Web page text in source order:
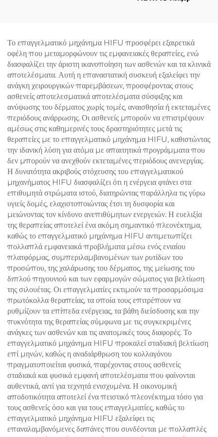
W, 3000 W, και μήκη
κύματος 755 nm, 808
nm, 940 nm, 1064 nm,
σύμφωνα με τις
προδιαγραφές MDR, FDA,
MDSAP
Το επαγγελματικό μηχάνημα HIFU προσφέρει εξαιρετικά
οφέλη που μεταμορφώνουν τις εμφανειακές θεραπείες, ενώ
διασφαλίζει την άριστη ικανοποίηση των ασθενών και τα κλινικά
αποτελέσματα. Αυτή η επαναστατική συσκευή εξαλείφει την
ανάγκη χειρουργικών παρεμβάσεων, προσφέροντας στους
ασθενείς αποτελεσματικά αποτελέσματα σύσφιξης και
ανύψωσης του δέρματος χωρίς τομές, αναισθησία ή εκτεταμένες
περιόδους ανάρρωσης. Οι ασθενείς μπορούν να επιστρέψουν
αμέσως στις καθημερινές τους δραστηριότητες μετά τις
θεραπείες με το επαγγελματικό μηχάνημα HIFU, καθιστώντας
την ιδανική λύση για ατόμα με απαιτητικά προγράμματα που
δεν μπορούν να ανεχθούν εκτεταμένες περιόδους ανενεργίας.
Η δυνατότητα ακριβούς στόχευσης του επαγγελματικού
μηχανήματος HIFU διασφαλίζει ότι η ενέργεια φτάνει στα
επιθυμητά στρώματα ιστού, διατηρώντας παράλληλα τις γύρω
υγιείς δομές, ελαχιστοποιώντας έτσι τη δυσφορία και
μειώνοντας τον κίνδυνο ανεπιθύμητων ενεργειών. Η ευελιξία
της θεραπείας αποτελεί ένα ακόμη σημαντικό πλεονέκτημα,
καθώς το επαγγελματικό μηχάνημα HIFU αντιμετωπίζει
πολλαπλά εμφανειακά προβλήματα μέσω ενός ενιαίου
πλατφόρμας, συμπεριλαμβανομένων των ρυτίδων του
προσώπου, της χαλάρωσης του δέρματος, της μείωσης του
διπλού πηγουνιού και των εφαρμογών σώματος για βελτίωση
της σιλουέτας. Οι επαγγελματίες εκτιμούν τα προσαρμόσιμα
πρωτόκολλα θεραπείας, τα οποία τους επιτρέπουν να
ρυθμίζουν τα επίπεδα ενέργειας, τα βάθη διείσδυσης και την
πυκνότητα της θεραπείας σύμφωνα με τις συγκεκριμένες
ανάγκες των ασθενών και τις ανατομικές τους διαφορές. Το
επαγγελματικό μηχάνημα HIFU προκαλεί σταδιακή βελτίωση
επί μηνών, καθώς η αναδιάρθρωση του κολλαγόνου
πραγματοποιείται φυσικά, παρέχοντας στους ασθενείς
σταδιακά και φυσικά εμφανή αποτελέσματα που φαίνονται
αυθεντικά, αντί για τεχνητά ενισχυμένα. Η οικονομική
αποδοτικότητα αποτελεί ένα πειστικό πλεονέκτημα τόσο για
τους ασθενείς όσο και για τους επαγγελματίες, καθώς το
επαγγελματικό μηχάνημα HIFU εξαλείφει τις
επαναλαμβανόμενες δαπάνες που συνδέονται με πολλαπλές